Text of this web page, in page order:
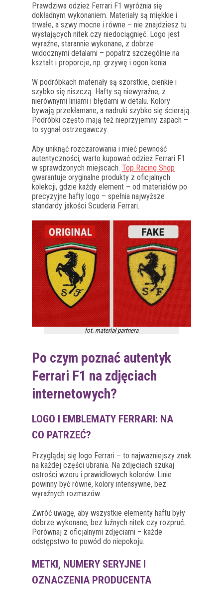
Prawdziwa odzież Ferrari F1 wyróżnia się
dokładnym wykonaniem. Materiały są miękkie i
trwałe, a szwy mocne i równe – nie znajdziesz tu
wystających nitek czy niedociągnięć. Logo jest
wyraźne, starannie wykonane, z dobrze
widocznymi detalami – popatrz szczególnie na
kształt i proporcje, np. grzywę i ogon konia.
W podróbkach materiały są szorstkie, cienkie i
szybko się niszczą. Hafty są niewyraźne, z
nierównymi liniami i błędami w detalu. Kolory
bywają przekłamane, a nadruki szybko się ścierają.
Podróbki często mają też nieprzyjemny zapach –
to sygnał ostrzegawczy.
Aby uniknąć rozczarowania i mieć pewność
autentyczności, warto kupować odzież Ferrari F1
w sprawdzonych miejscach. Top Racing Shop
gwarantuje oryginalne produkty z oficjalnych
kolekcji, gdzie każdy element – od materiałów po
precyzyjne hafty logo – spełnia najwyższe
standardy jakości Scuderia Ferrari.
fot. materiał partnera
Po czym poznać autentyk
Ferrari F1 na zdjęciach
internetowych?
LOGO I EMBLEMATY FERRARI: NA
CO PATRZEĆ?
Przyglądaj się logo Ferrari – to najważniejszy znak
na każdej części ubrania. Na zdjęciach szukaj
ostrości wzoru i prawidłowych kolorów. Linie
powinny być równe, kolory intensywne, bez
wyraźnych rozmazów.
Zwróć uwagę, aby wszystkie elementy haftu były
dobrze wykonane, bez luźnych nitek czy rozpruć.
Porównaj z oficjalnymi zdjęciami – każde
odstępstwo to powód do niepokoju.
METKI, NUMERY SERYJNE I
OZNACZENIA PRODUCENTA